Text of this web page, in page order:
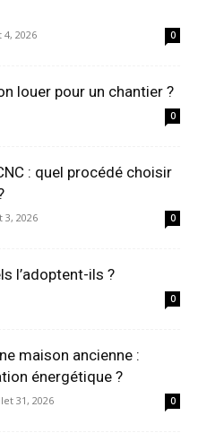
4, 2026 0
louer pour un chantier ?
0
: quel procédé choisir
3, 2026 0
l’adoptent-ils ?
0
maison ancienne :
énergétique ?
31, 2026 0